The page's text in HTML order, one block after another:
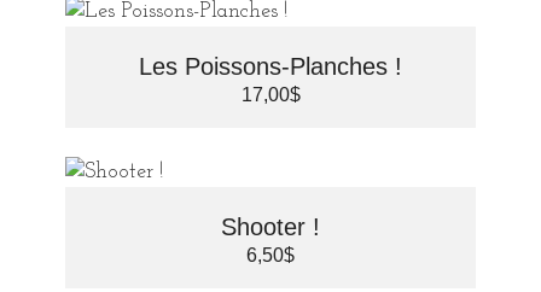
Les Poissons-Planches !
17,00$
Shooter !
6,50$